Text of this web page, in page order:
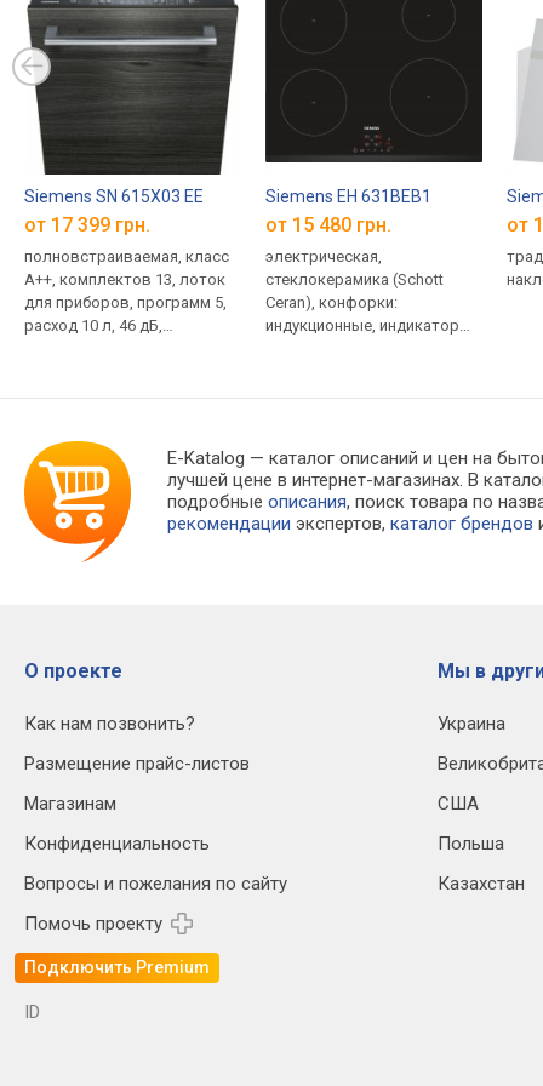
Siemens SN 615X03 EE
от 17 399 грн.
полновстраиваемая, класс
A++, комплектов 13, лоток
для приборов, программ 5,
расход 10 л, 46 дБ,
Siemens EH 631BEB1
от 15 480 грн.
электрическая,
стеклокерамика (Schott
Ceran), конфорки:
индукционные, индикатор
от
E-Katalog — каталог описаний и цен на
лучшей цене в интернет-магазинах. В
подробныеописания, поиск товара по
рекомендации экспертов,каталог брендов
О проекте
Как нам позвонить?
Размещение прайс-листов
Магазинам
Конфиденциальность
Вопросы и пожелания по сайту
Помочь проекту
Подключить Premium
Мы в
Украина
США
Польша
Казахстан
ID